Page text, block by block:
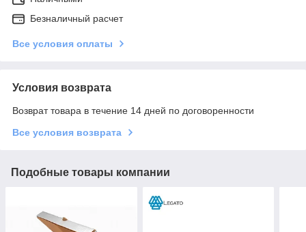
Безналичный расчет
Все условия оплаты
Условия возврата
Возврат товара в течение 14 дней по договоренности
Все условия возврата
Подобные товары компании